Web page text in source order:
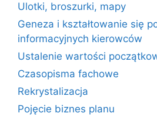
Ulotki, broszurki, mapy
Geneza i kształtowanie się
informacyjnych kierowców
Ustalenie wartości
Czasopisma fachowe
Rekrystalizacja
Pojęcie biznes planu